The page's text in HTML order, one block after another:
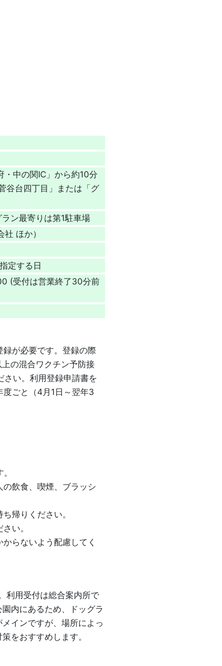
・中の関IC」から約10分
谷台四丁目」または「グ
ン最寄りは第1駐車場
ほか）
定する日
(受付は営業終了30分前
が必要です。登録の際
の混合ワクチン予防接
さい。利用登録申請書を
ごと（4月1日～翌年3
の飲食、喫煙、ブラッシ
帰りください。
い。
らないよう配慮してく
利用受付は総合案内所で
内にあるため、ドッグラ
インですが、場所によっ
をおすすめします。